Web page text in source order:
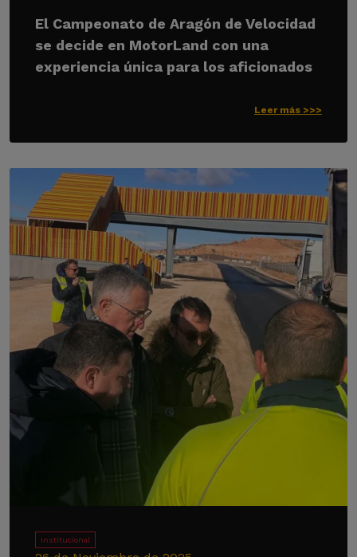
El Campeonato de Aragón de Velocidad
se decide en MotorLand con una
experiencia única para los aficionados
Leer más >>>
Institucional